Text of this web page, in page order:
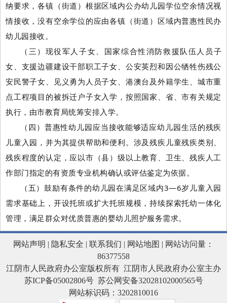
纳要求，各镇（街道）根据区域内公办幼儿园学位空余情况视
情接收，没有空余学位的应由各镇（街道）区域内普惠性民办
幼儿园接收。
（三）现役军人子女、国家综合性消防救援队伍人员子
女、支援边疆建设干部职工子女、公安英烈和因公牺牲伤残公
安民警子女、见义勇为人员子女、港澳台及外籍学生、城市重
点工程项目的被拆迁户子女入学，按照国家、省、市有关规定
执行，由市教育局统筹安排入学。
（四）普惠性幼儿园应当接收能够适应幼儿园生活的残疾
儿童入园，并为其提供帮助和便利。涉及残疾儿童残疾类别、
残疾程度的认定，应以市（县）级以上教育、卫生、残疾人工
作部门指定的有资质专业机构确认或评估鉴定为依据。
（五）鼓励有条件的幼儿园在满足区域内3—6岁儿童入园
需求基础上，开设托班或扩大托班规模，持续探索托幼一体化
管理，满足群众对优质普惠的婴幼儿照护服务需求。
网站声明 | 隐私安全 | 联系我们 | 网站地图 | 网站访问量：
86377558
江阴市人民政府办公室版权所有 江阴市人民政府办公室主办
苏ICP备05002806号 苏公网安备32028102000565号
网站标识码：3202810016